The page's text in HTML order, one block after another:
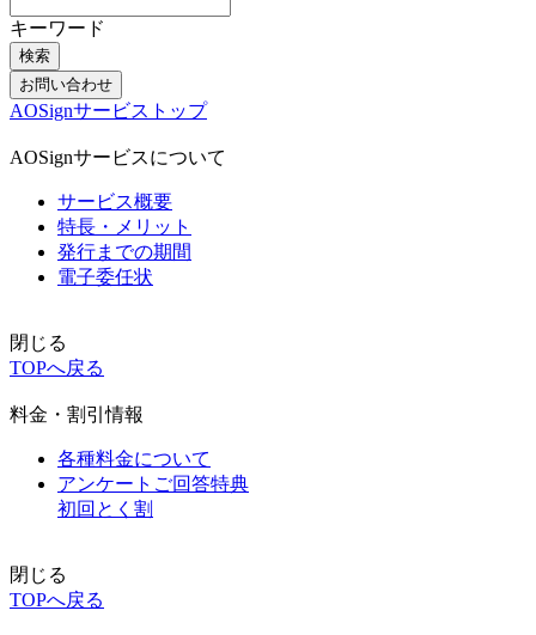
キーワード
検索
お問い合わせ
AOSignサービストップ
AOSignサービスについて
サービス概要
特長・メリット
発行までの期間
電子委任状
閉じる
TOPへ戻る
料金・割引情報
各種料金について
アンケートご回答特典
初回とく割
閉じる
TOPへ戻る